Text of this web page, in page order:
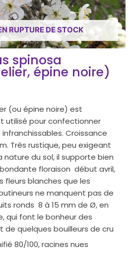
RUPTURE DE STOCK
spinosa
épine noire)
(ou épine noire) est
utilisé pour confectionner
Croissance
Très rustique, peu exigeant
nature du sol, il supporte bien
floraison début avril,
fleurs blanches que les
ne manquent pas de
ronds 8 à 15 mm de Ø, en
qui font le bonheur des
de quelques bouilleurs de cru
80/100, racines nues